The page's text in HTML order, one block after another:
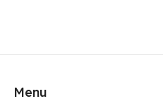
Menu